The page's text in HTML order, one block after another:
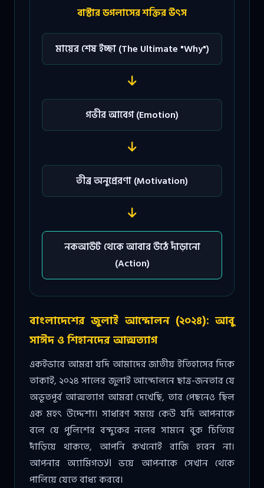
বাস্টার ডগলাসের শক্তির উৎস
মায়ের শেষ ইচ্ছা (The Ultimate "Why")
গভীর আবেগ (Emotion)
তীব্র অনুপ্রেরণা (Motivation)
নকআউট থেকে আবার উঠে দাঁড়ানো
(Action)
বাংলাদেশের জুলাই আন্দোলন (২০২৪): আবু
সাঈদ ও শিহানদের আত্মত্যাগ
একইভাবে আমরা যদি আমাদের জাতীয় ইতিহাসের দিকে
তাকাই, ২০২৪ সালের জুলাই আন্দোলনে ছাত্র-জনতার যে
অভূতপূর্ব আত্মত্যাগ আমরা দেখেছি, তার পেছনেও ছিল
এক মহৎ উদ্দেশ্য। সাধারণ সময়ে কেউ যদি আপনাকে
বলে যে পুলিশের বন্দুকের নলের সামনে বুক চিতিয়ে
দাঁড়িয়ে থাকতে, আপনি কখনোই রাজি হবেন না।
আপনার অ্যামিগডالا ভয়ে আপনাকে সেখান থেকে
পালিয়ে যেতে বাধ্য করবে।